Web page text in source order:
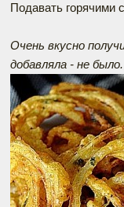
Подавать горячими
Очень вкусно
добавляла - не было.